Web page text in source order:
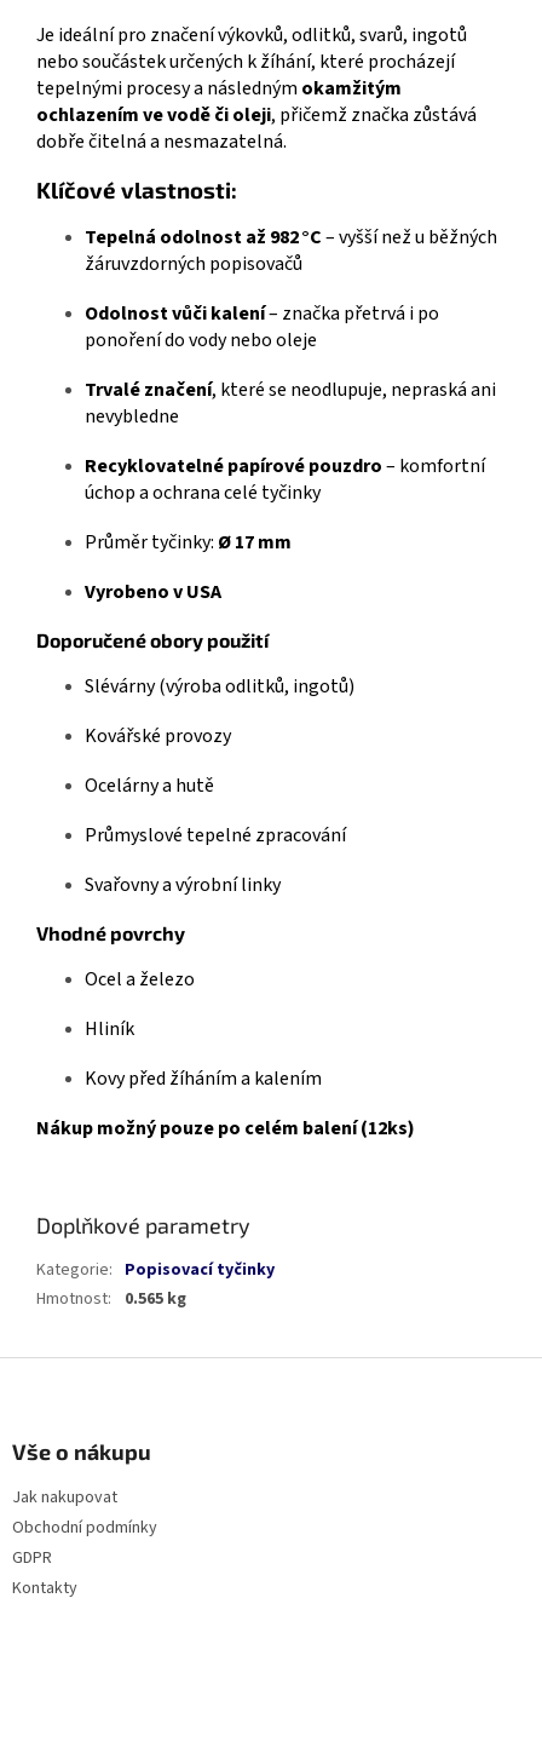
Je ideální pro značení výkovků, odlitků, svarů, ingotů
nebo součástek určených k žíhání, které procházejí
tepelnými procesy a následným okamžitým
ochlazením ve vodě či oleji, přičemž značka zůstává
dobře čitelná a nesmazatelná.
Klíčové vlastnosti:
Tepelná odolnost až 982 °C– vyšší než u běžných
žáruvzdorných popisovačů
Odolnost vůči kalení– značka přetrvá i po
ponoření do vody nebo oleje
Trvalé značení, které se neodlupuje, nepraská ani
nevybledne
Recyklovatelné papírové pouzdro– komfortní
úchop a ochrana celé tyčinky
Průměr tyčinky: Ø 17 mm
Vyrobeno v USA
Doporučené obory použití
Slévárny (výroba odlitků, ingotů)
Kovářské provozy
Ocelárny a hutě
Průmyslové tepelné zpracování
Svařovny a výrobní linky
Vhodné povrchy
Ocel a železo
Hliník
Kovy před žíháním a kalením
Nákup možný pouze po celém balení (12ks)
Doplňkové parametry
Kategorie: Popisovací tyčinky
Hmotnost: 0.565 kg
Vše o nákupu
Jak nakupovat
Obchodní podmínky
GDPR
Kontakty